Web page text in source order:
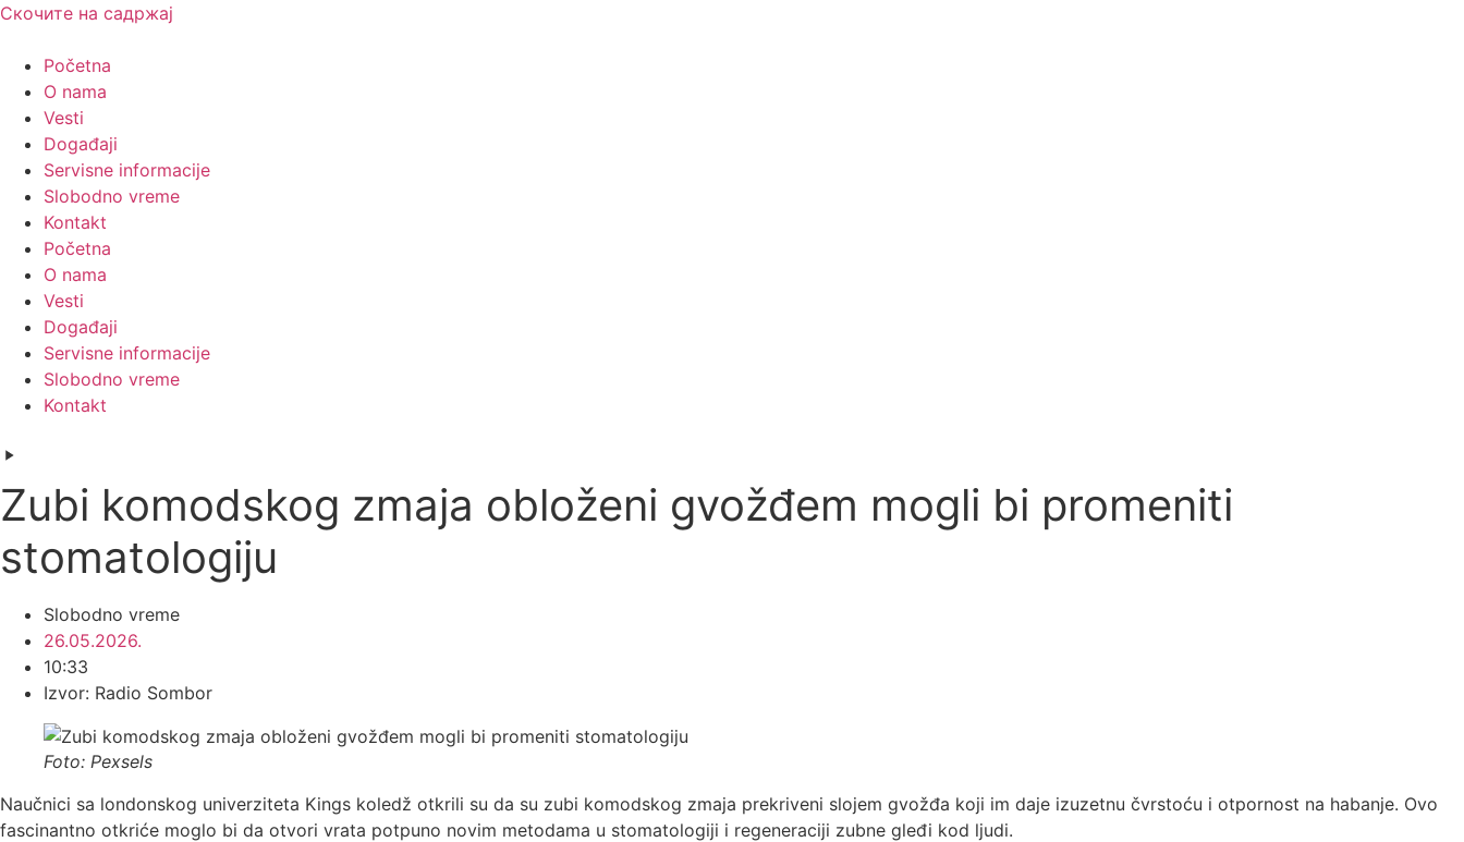
Скочите на садржај
Početna
O nama
Vesti
Događaji
Servisne informacije
Slobodno vreme
Kontakt
Početna
O nama
Vesti
Događaji
Servisne informacije
Slobodno vreme
Kontakt
Zubi komodskog zmaja obloženi gvožđem mogli bi promeniti
stomatologiju
Slobodno vreme
26.05.2026.
10:33
Izvor: Radio Sombor
Foto: Pexsels
Naučnici sa londonskog univerziteta Kings koledž otkrili su da su zubi komodskog zmaja prekriveni slojem gvožđa koji im daje izuzetnu čvrstoću i otpornost na habanje. Ovo
fascinantno otkriće moglo bi da otvori vrata potpuno novim metodama u stomatologiji i regeneraciji zubne gleđi kod ljudi.